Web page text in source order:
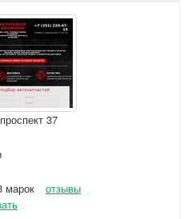
37
марок
отзывы